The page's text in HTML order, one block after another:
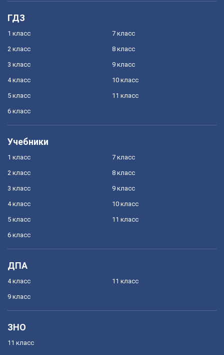
ГДЗ
1 класс
2 класс
3 класс
4 класс
5 класс
6 класс
7 класс
8 класс
9 класс
10 класс
11 класс
Учебники
1 класс
2 класс
3 класс
4 класс
5 класс
6 класс
7 класс
8 класс
9 класс
10 класс
11 класс
ДПА
4 класс
9 класс
11 класс
ЗНО
11 класс